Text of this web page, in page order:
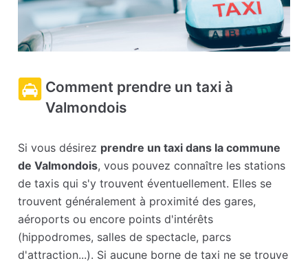
Comment prendre un taxi à
Valmondois
Si vous désirez prendre un taxi dans la commune
de Valmondois, vous pouvez connaître les stations
de taxis qui s'y trouvent éventuellement. Elles se
trouvent généralement à proximité des gares,
aéroports ou encore points d'intérêts
(hippodromes, salles de spectacle, parcs
d'attraction...). Si aucune borne de taxi ne se trouve